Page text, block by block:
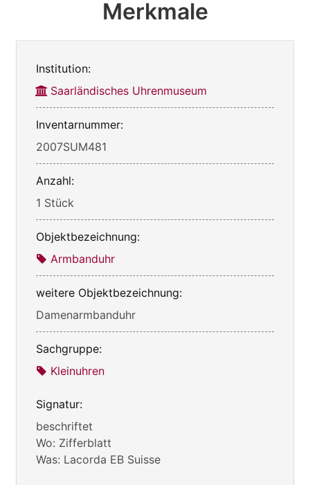
Merkmale
Institution:
Saarländisches Uhrenmuseum
Inventarnummer:
2007SUM481
Anzahl:
1 Stück
Objektbezeichnung:
Armbanduhr
weitere Objektbezeichnung:
Damenarmbanduhr
Sachgruppe:
Kleinuhren
Signatur:
beschriftet
Wo: Zifferblatt
Was: Lacorda EB Suisse